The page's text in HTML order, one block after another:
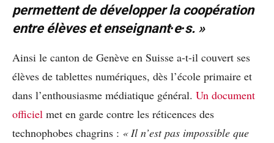
permettent de développer la coopération
entre élèves et enseignant∙e∙s. »
Ainsi le canton de Genève en Suisse a-t-il couvert ses
élèves de tablettes numériques, dès l’école primaire et
dans l’enthousiasme médiatique général. Un document
officiel met en garde contre les réticences des
technophobes chagrins : « Il n’est pas impossible que